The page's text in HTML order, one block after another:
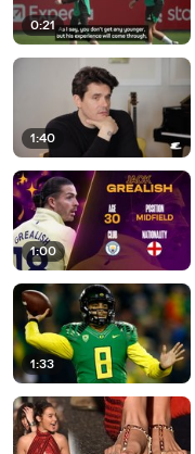
0:21
1:40
1:00
1:33